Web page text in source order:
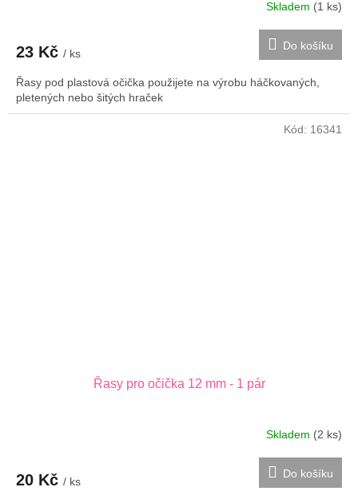
Skladem (1 ks)
23 Kč / ks
Do košíku
Řasy pod plastová očička použijete na výrobu háčkovaných,
pletených nebo šitých hraček
Řasy pro očička 12 mm - 1 pár
Skladem (2 ks)
20 Kč / ks
Do košíku
Kód: 16341